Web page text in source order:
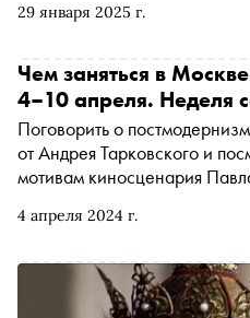
29 января 2025 г.
которая становится мостом
движущей силой которых
4 апреля 2024 г.
Чем заняться в
4–10 апреля. Неделя
Поговорить о
от Андрея Тарковского и
мотивам киносценария
ближайшей неделе